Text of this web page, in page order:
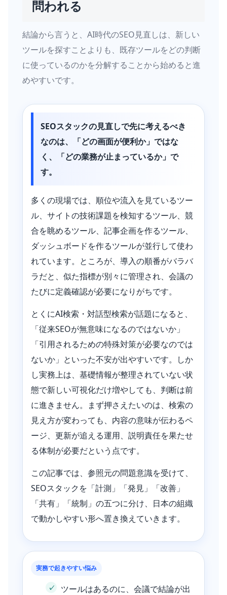
問われる
結論から言うと、AI時代のSEO見直しは、新しい
ツールを探すことよりも、既存ツールをどの判断
に使っているのかを分解することから始めると進
めやすいです。
SEOスタックの見直しで先に考えるべき
なのは、「どの画面が便利か」ではな
く、「どの業務が止まっているか」で
す。
多くの現場では、順位や流入を見ているツー
ル、サイトの技術課題を検知するツール、競
合を眺めるツール、記事企画を作るツール、
ダッシュボードを作るツールが並行して使わ
れています。ところが、導入の順番がバラバ
ラだと、似た指標が別々に管理され、会議の
たびに定義確認が必要になりがちです。
とくにAI検索・対話型検索が話題になると、
「従来SEOが無意味になるのではないか」
「引用されるための特殊対策が必要なのでは
ないか」といった不安が出やすいです。しか
し実務上は、基礎情報が整理されていない状
態で新しい可視化だけ増やしても、判断は前
に進きません。まず押さえたいのは、検索の
見え方が変わっても、内容の意味が伝わるペ
ージ、更新が追える運用、説明責任を果たせ
る体制が必要だという点です。
この記事では、参照元の問題意識を受けて、
SEOスタックを「計測」「発見」「改善」
「共有」「統制」の五つに分け、日本の組織
で動かしやすい形へ置き換えていきます。
実務で起きやすい悩み
ツールはあるのに、会議で結論が出